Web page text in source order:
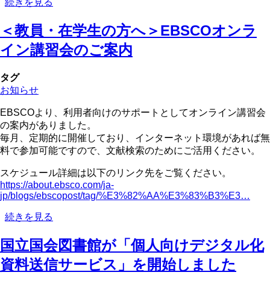
＜
員・
在
学
の
方
＞
教
員・
院
生
閲
覧
を、
業・
ゼ
ミ、
続きを見る
＜教員・在学生の方へ＞EBSCOオンラ
イン講習会のご案内
タグ
お知らせ
EBSCOより、利用者向けのサポートとしてオンライン講習会
の案内がありました。
毎月、定期的に開催しており、インターネット環境があれば無
料で参加可能ですので、文献検索のためにご活用ください。
スケジュール詳細は以下のリンク先をご覧ください。
https://about.ebsco.com/ja-
jp/blogs/ebscopost/tag/%E3%82%AA%E3%83%B3%E3…
＜
員・
在
学
続きを見る
国立国会図書館が「個人向けデジタル化
資料送信サービス」を開始しました